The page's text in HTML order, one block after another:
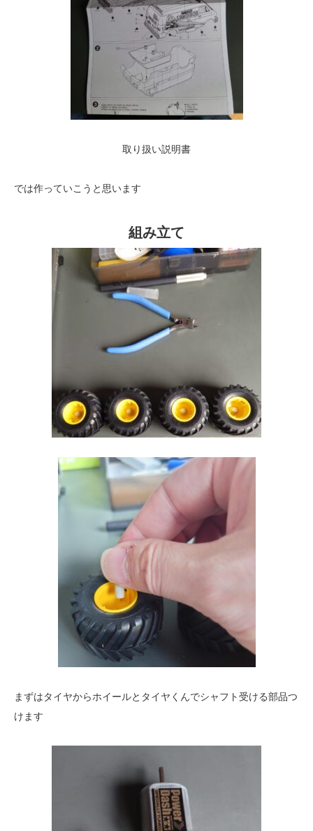
取り扱い説明書
では作っていこうと思います
組み立て
まずはタイヤからホイールとタイヤくんでシャフト受ける部品つ
けます